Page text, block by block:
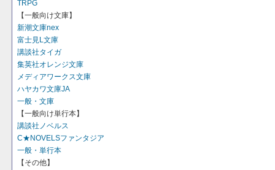
TRPG
【一般向け文庫】
新潮文庫nex
富士見L文庫
講談社タイガ
集英社オレンジ文庫
メディアワークス文庫
ハヤカワ文庫JA
一般・文庫
【一般向け単行本】
講談社ノベルス
C★NOVELSファンタジア
一般・単行本
【その他】